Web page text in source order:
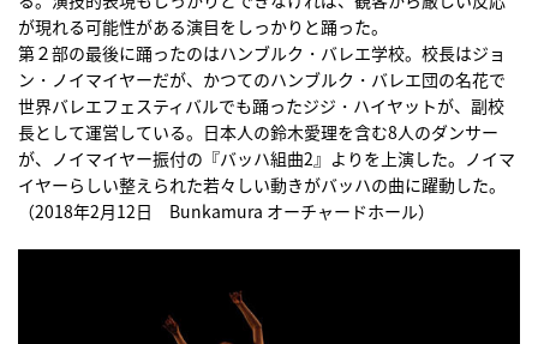
が現れる可能性がある演目をしっかりと踊った。
第２部の最後に踊ったのはハンブルク・バレエ学校。校長はジョ
ン・ノイマイヤーだが、かつてのハンブルク・バレエ団の名花で
世界バレエフェスティバルでも踊ったジジ・ハイヤットが、副校
長として運営している。日本人の鈴木愛理を含む8人のダンサー
が、ノイマイヤー振付の『バッハ組曲2』よりを上演した。ノイマ
イヤーらしい整えられた若々しい動きがバッハの曲に躍動した。
（2018年2月12日 Bunkamura オーチャードホール）